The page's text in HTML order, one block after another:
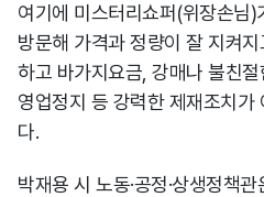
여기에 미스터리쇼퍼(위장손님
방문해 가격과 정량이 잘 지켜
하고 바가지요금, 강매나 불친
영업정지 등 강력한 제재조치가
다.
박재용 시 노동·공정·상생정책